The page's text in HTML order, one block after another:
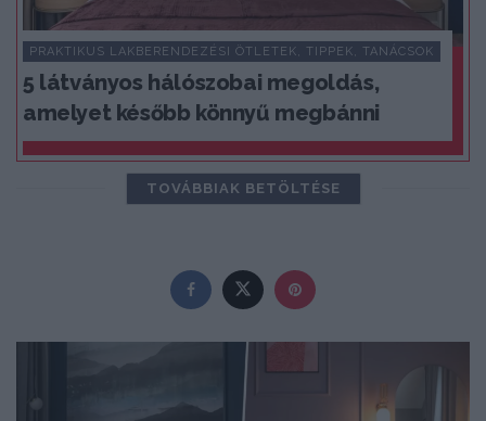
PRAKTIKUS LAKBERENDEZÉSI ÖTLETEK, TIPPEK, TANÁCSOK
5 látványos hálószobai megoldás,
amelyet később könnyű megbánni
TOVÁBBIAK BETÖLTÉSE